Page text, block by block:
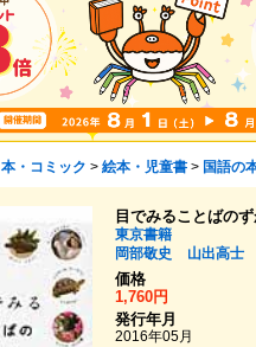
本・コミック > 絵本・児童書> 国語の
目でみることばの
東京書籍
岡部敬史
山出高士
価格
1,760円
発行年月
2016年05月